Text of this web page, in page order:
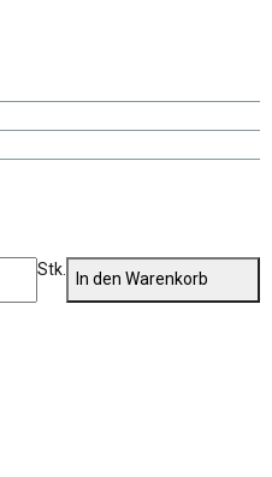
Stk.
In den Warenkorb